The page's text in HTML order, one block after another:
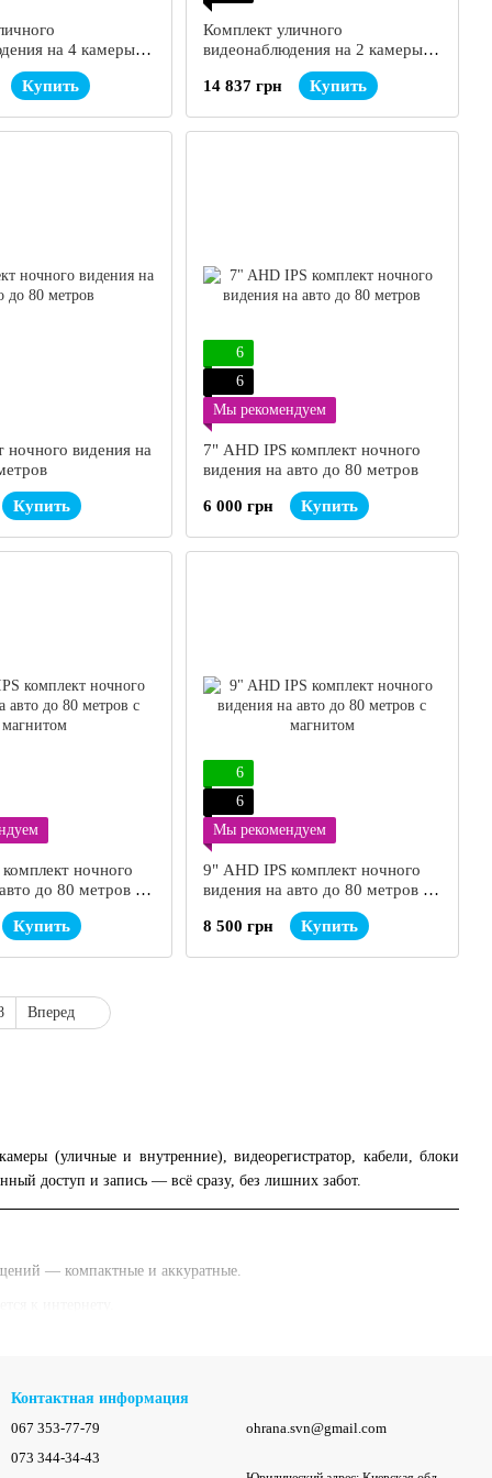
(уличные и внутренние), видеорегистратор, кабели, блоки
доступ и запись — всё сразу, без лишних забот.
— компактные и аккуратные.
на 4 камеры
AHD-35 + HDD
Купить
Комплект уличного
видеонаблюдения на 2 камеры
Partizan PRO AHD-36
14 837 грн
Купить
ночного видения на
Купить
6
6
Мы рекомендуем
7" AHD IPS комплект ночного
видения на авто до 80 метров
6 000 грн Купить
ночного
до 80 метров с
Купить
6
6
Мы рекомендуем
9" AHD IPS комплект ночного
видения на авто до 80 метров с
8 500 грн
Купить
Вперед
Контактная информация
067 353-77-79
073 344-34-43
ohrana.svn@gmail.com